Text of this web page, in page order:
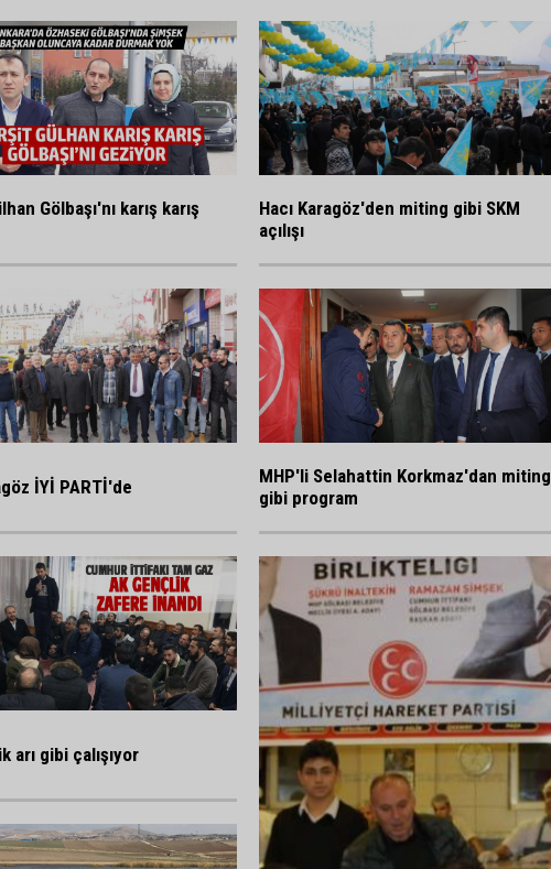
Gölbaşı'nı karış karış
Hacı Karagöz'den miting gibi SKM
açılışı
İYİ PARTİ'de
MHP'li Selahattin Korkmaz'dan miting
gibi program
arı gibi çalışıyor